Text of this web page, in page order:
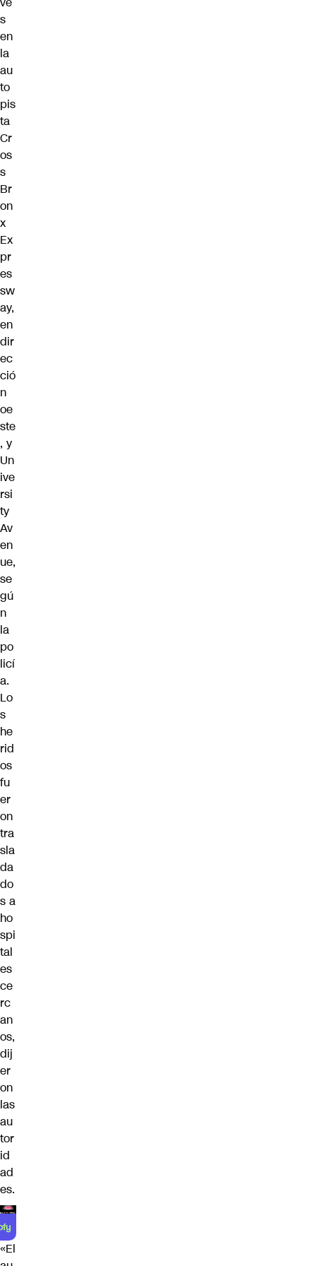
s
en
la
au
to
pis
ta
Cr
os
s
Br
on
x
Ex
pr
es
sw
ay,
en
dir
ec
ció
n
oe
ste
, y
Un
ive
rsi
ty
Av
en
ue,
se
gú
n
la
po
licí
a.
Lo
s
he
rid
os
fu
er
on
tra
sla
da
do
s a
ho
spi
tal
es
ce
rc
an
os,
dij
er
on
las
au
tor
id
ad
es.
«El